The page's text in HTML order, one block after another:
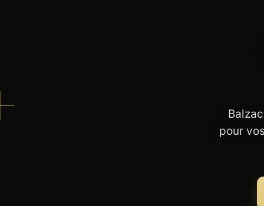
pour